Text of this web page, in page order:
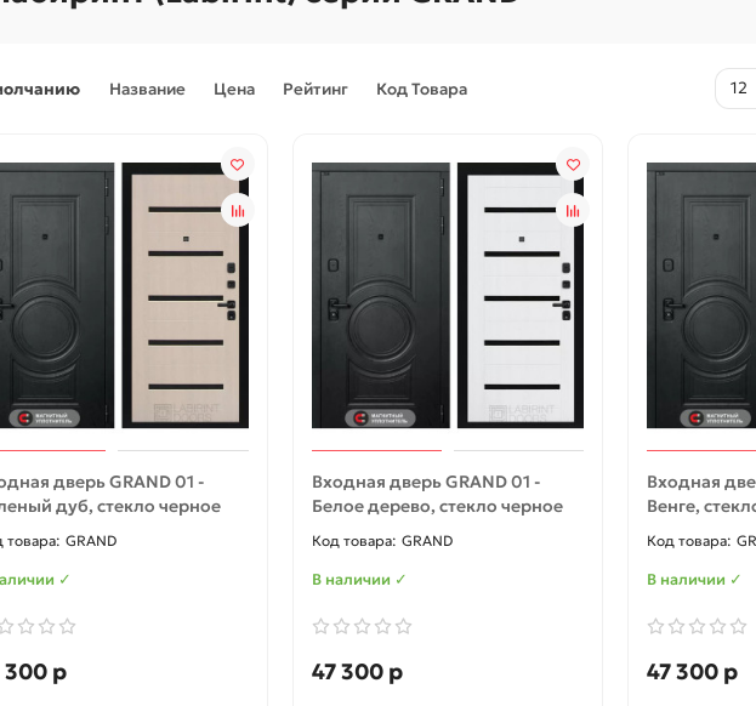
Название Цена Рейтинг Код Товара
дверь GRAND 01 -
дуб, стекло черное
GRAND
✓
300 р
Входная дверь GRAND 01 -
Белое дерево, стекло черное
GRAND
В наличии ✓
47 300 р
Входная
Венге,
В наличии ✓
47 300 р